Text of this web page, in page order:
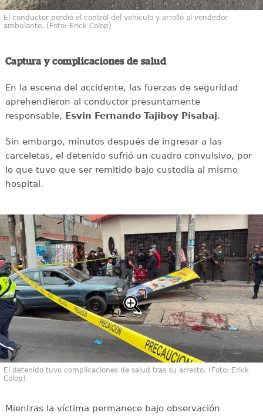
El conductor perdió el control del vehículo y arrolló al vendedor
ambulante. (Foto: Erick Colop)
Captura y complicaciones de salud
En la escena del accidente, las fuerzas de seguridad
aprehendieron al conductor presuntamente
responsable, Esvin Fernando Tajiboy Pisabaj.
Sin embargo, minutos después de ingresar a las
carceletas, el detenido sufrió un cuadro convulsivo, por
lo que tuvo que ser remitido bajo custodia al mismo
hospital.
El detenido tuvo complicaciones de salud tras su arresto. (Foto: Erick
Colop)
Mientras la víctima permanece bajo observación